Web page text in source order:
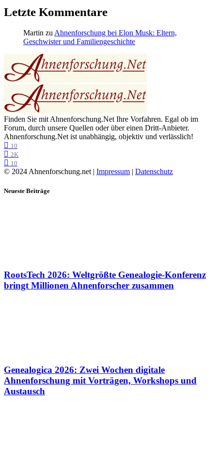
Letzte Kommentare
Martin zu Ahnenforschung bei Elon Musk: Eltern,
Geschwister und Familiengeschichte
Finden Sie mit Ahnenforschung.Net Ihre Vorfahren. Egal ob im
Forum, durch unsere Quellen oder über einen Dritt-Anbieter.
Ahnenforschung.Net ist unabhängig, objektiv und verlässlich!
10
2K
10
© 2024 Ahnenforschung.net | Impressum | Datenschutz
Neueste Beiträge
RootsTech 2026: Weltgrößte Genealogie-Konferenz
bringt Millionen Ahnenforscher zusammen
Genealogica 2026: Zwei Wochen digitale
Ahnenforschung mit Vorträgen, Workshops und
Austausch